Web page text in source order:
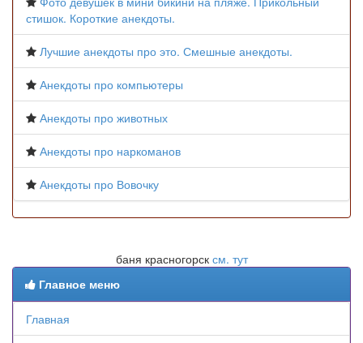
стишок. Короткие анекдоты.
Лучшие анекдоты про это. Смешные анекдоты.
Анекдоты про компьютеры
Анекдоты про животных
Анекдоты про наркоманов
Анекдоты про Вовочку
баня красногорск см. тут
Главное меню
Главная